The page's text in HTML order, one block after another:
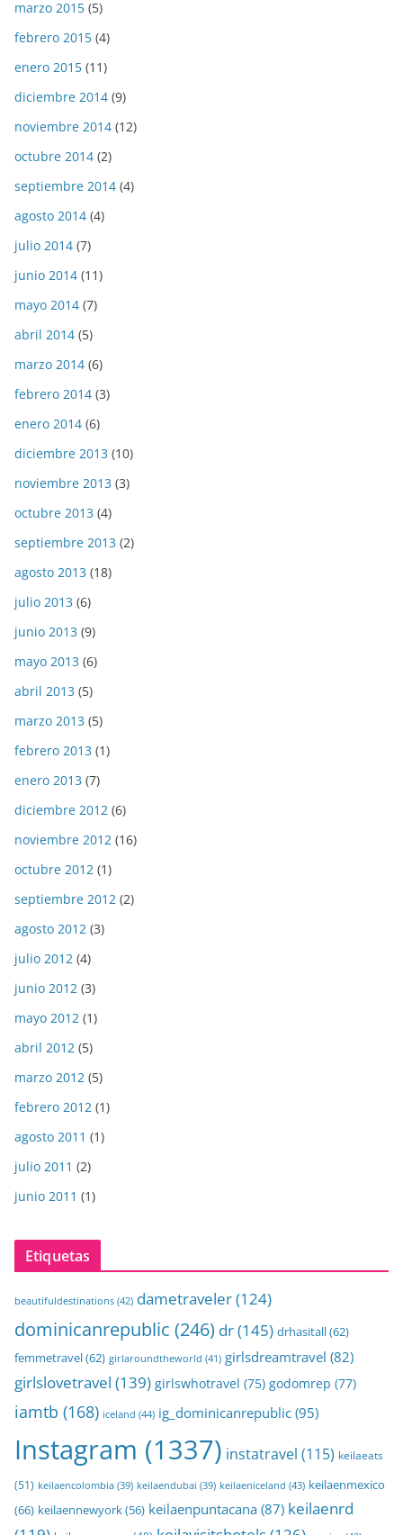
marzo 2015 (5)
febrero 2015 (4)
enero 2015 (11)
diciembre 2014 (9)
noviembre 2014 (12)
octubre 2014 (2)
septiembre 2014 (4)
agosto 2014 (4)
julio 2014 (7)
junio 2014 (11)
mayo 2014 (7)
abril 2014 (5)
marzo 2014 (6)
febrero 2014 (3)
enero 2014 (6)
diciembre 2013 (10)
noviembre 2013 (3)
octubre 2013 (4)
septiembre 2013 (2)
agosto 2013 (18)
julio 2013 (6)
junio 2013 (9)
mayo 2013 (6)
abril 2013 (5)
marzo 2013 (5)
febrero 2013 (1)
enero 2013 (7)
diciembre 2012 (6)
noviembre 2012 (16)
octubre 2012 (1)
septiembre 2012 (2)
agosto 2012 (3)
julio 2012 (4)
junio 2012 (3)
mayo 2012 (1)
abril 2012 (5)
marzo 2012 (5)
febrero 2012 (1)
agosto 2011 (1)
julio 2011 (2)
junio 2011 (1)
Etiquetas
beautifuldestinations (42) dametraveler(124)
dominicanrepublic (246) dr(145) drhasitall(62)
femmetravel(62) girlaroundtheworld (41) girlsdreamtravel (82)
girlslovetravel (139) girlswhotravel (75) godomrep (77)
iamtb (168) iceland (44) ig_dominicanrepublic (95)
Instagram (1337) instatravel (115) keilaeats
(51) keilaencolombia (39) keilaendubai (39) keilaeniceland (43) keilaenmexico
(66) keilaennewyork(56) keilaenpuntacana (87) keilaenrd